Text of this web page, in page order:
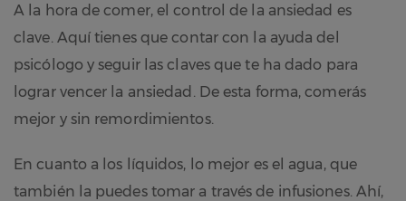
A la hora de comer, el control de la ansiedad es
clave. Aquí tienes que contar con la ayuda del
psicólogo y seguir las claves que te ha dado para
lograr vencer la ansiedad. De esta forma, comerás
mejor y sin remordimientos.
En cuanto a los líquidos, lo mejor es el agua, que
también la puedes tomar a través de infusiones. Ahí,